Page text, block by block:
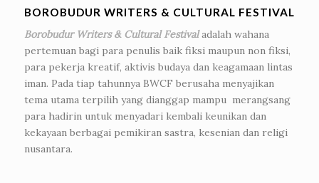
BOROBUDUR WRITERS & CULTURAL FESTIVAL
Borobudur Writers & Cultural Festivaladalah wahana
pertemuan bagi para penulis baik fiksi maupun non fiksi,
para pekerja kreatif, aktivis budaya dan keagamaan lintas
iman. Pada tiap tahunnya BWCF berusaha menyajikan
tema utama terpilih yang dianggap mampu merangsang
para hadirin untuk menyadari kembali keunikan dan
kekayaan berbagai pemikiran sastra, kesenian dan religi
nusantara.